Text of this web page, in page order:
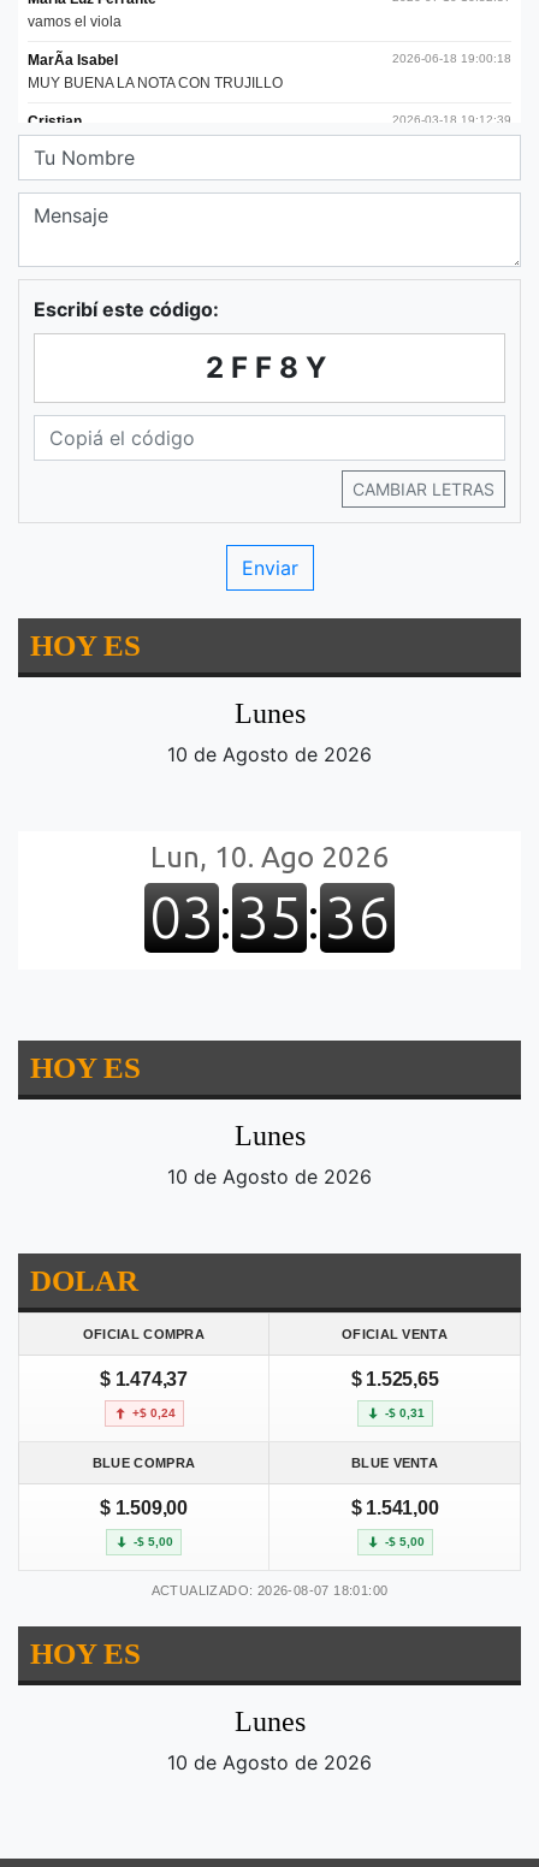
Escribí este código:
2FF8Y
CAMBIAR LETRAS
HOY ES
Lunes
10 de Agosto de 2026
HOY ES
Lunes
10 de Agosto de 2026
DOLAR
OFICIAL COMPRA OFICIAL VENTA
$ 1.474,37
+$ 0,24
$ 1.525,65
-$ 0,31
BLUE COMPRA BLUE VENTA
$ 1.509,00
-$ 5,00
$ 1.541,00
-$ 5,00
ACTUALIZADO: 2026-08-07 18:01:00
HOY ES
Lunes
10 de Agosto de 2026